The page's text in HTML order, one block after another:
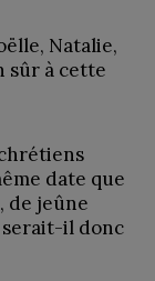
Natalie,
sûr à cette
date que
de jeûne
serait-il donc